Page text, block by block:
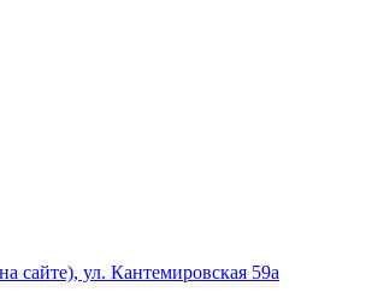
сайте), ул. Кантемировская 59а